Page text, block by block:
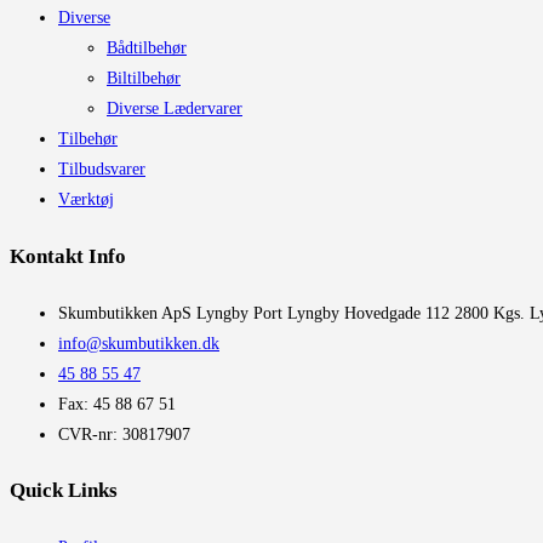
Diverse
Bådtilbehør
Biltilbehør
Diverse Lædervarer
Tilbehør
Tilbudsvarer
Værktøj
Kontakt Info
​Skumbutikken ApS Lyngby Port Lyngby Hovedgade 112 2800 Kgs.
info@skumbutikken.dk
45 88 55 47
Fax: 45 88 67 51
CVR-nr: 30817907
Quick Links